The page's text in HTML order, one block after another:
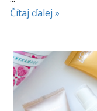
Čítaj ďalej »